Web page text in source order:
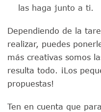
las haga junto a ti.
Dependiendo de la
realizar, puedes
más creativas somos
resulta todo. ¡Los
propuestas!
Ten en cuenta que